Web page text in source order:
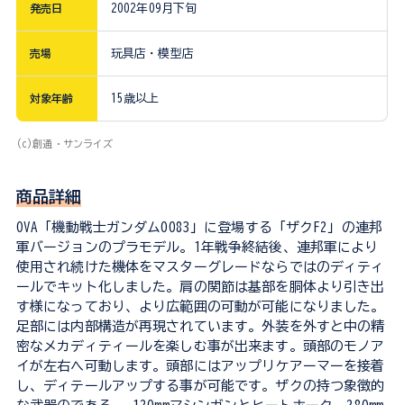
発売日 2002年09月下旬
売場 玩具店・模型店
対象年齢 15歳以上
(c)創通・サンライズ
商品詳細
OVA「機動戦士ガンダム0083」に登場する「ザクF2」の連邦
軍バージョンのプラモデル。1年戦争終結後、連邦軍により
使用され続けた機体をマスターグレードならではのディティ
ールでキット化しました。肩の関節は基部を胴体より引き出
す様になっており、より広範囲の可動が可能になりました。
足部には内部構造が再現されています。外装を外すと中の精
密なメカディティールを楽しむ事が出来ます。頭部のモノア
イが左右へ可動します。頭部にはアップリケアーマーを接着
し、ディテールアップする事が可能です。ザクの持つ象徴的